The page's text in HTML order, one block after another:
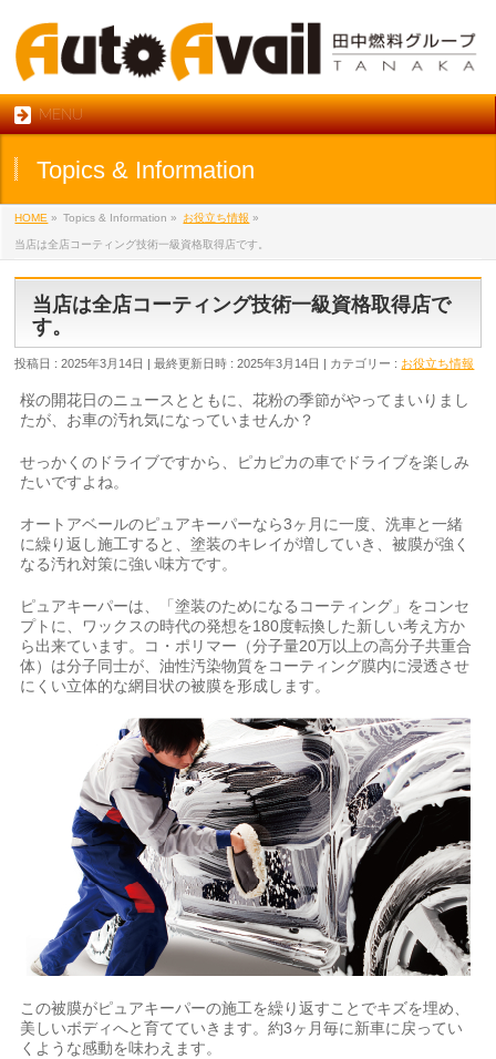
MENU
Topics & Information
HOME » Topics & Information » お役立ち情報 »
当店は全店コーティング技術一級資格取得店です。
当店は全店コーティング技術一級資格取得店で
す。
投稿日 : 2025年3月14日 最終更新日時 : 2025年3月14日 カテゴリー : お役立ち情報
桜の開花日のニュースとともに、花粉の季節がやってまいりまし
たが、お車の汚れ気になっていませんか？
せっかくのドライブですから、ピカピカの車でドライブを楽しみ
たいですよね。
オートアベールのピュアキーパーなら3ヶ月に一度、洗車と一緒
に繰り返し施工すると、塗装のキレイが増していき、被膜が強く
なる汚れ対策に強い味方です。
ピュアキーパーは、「塗装のためになるコーティング」をコンセ
プトに、ワックスの時代の発想を180度転換した新しい考え方か
ら出来ています。コ・ポリマー（分子量20万以上の高分子共重合
体）は分子同士が、油性汚染物質をコーティング膜内に浸透させ
にくい立体的な網目状の被膜を形成します。
この被膜がピュアキーパーの施工を繰り返すことでキズを埋め、
美しいボディへと育てていきます。約3ヶ月毎に新車に戻ってい
くような感動を味わえます。